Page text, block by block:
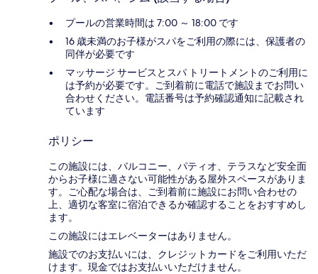
プールの営業時間は 7:00 ～ 18:00 です
16 歳未満のお子様がスパをご利用の際には、保護者の
同伴が必要です
マッサージ サービスとスパ トリートメントのご利用に
は予約が必要です。ご到着前に電話で施設までお問い
合わせください。電話番号は予約確認通知に記載され
ています
ポリシー
この施設には、バルコニー、パティオ、テラスなど安全面
からお子様に適さない可能性がある屋外スペースがありま
す。ご心配な場合は、ご到着前に施設にお問い合わせの
上、適切な客室に宿泊できるか確認することをおすすめし
ます。
この施設にはエレベーターはありません。
施設でのお支払いには、クレジットカードをご利用いただ
けます。現金ではお支払いいただけません。